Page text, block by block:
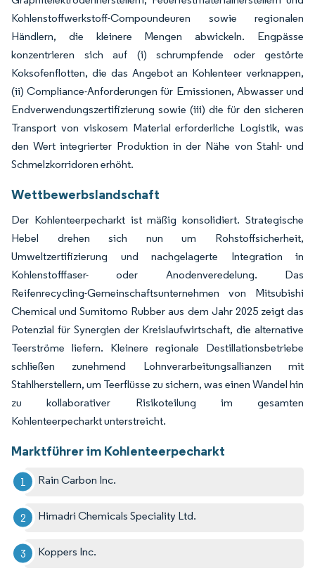
Kohlenstoffwerkstoff-Compoundeuren sowie regionalen
Händlern, die kleinere Mengen abwickeln. Engpässe
konzentrieren sich auf (i) schrumpfende oder gestörte
Koksofenflotten, die das Angebot an Kohlenteer verknappen,
(ii) Compliance-Anforderungen für Emissionen, Abwasser und
Endverwendungszertifizierung sowie (iii) die für den sicheren
Transport von viskosem Material erforderliche Logistik, was
den Wert integrierter Produktion in der Nähe von Stahl- und
Schmelzkorridoren erhöht.
Wettbewerbslandschaft
Der Kohlenteerpecharkt ist mäßig konsolidiert. Strategische
Hebel drehen sich nun um Rohstoffsicherheit,
Umweltzertifizierung und nachgelagerte Integration in
Kohlenstofffaser- oder Anodenveredelung. Das
Reifenrecycling-Gemeinschaftsunternehmen von Mitsubishi
Chemical und Sumitomo Rubber aus dem Jahr 2025 zeigt das
Potenzial für Synergien der Kreislaufwirtschaft, die alternative
Teerströme liefern. Kleinere regionale Destillationsbetriebe
schließen zunehmend Lohnverarbeitungsallianzen mit
Stahlherstellern, um Teerflüsse zu sichern, was einen Wandel hin
zu kollaborativer Risikoteilung im gesamten
Kohlenteerpecharkt unterstreicht.
Marktführer im Kohlenteerpecharkt
Rain Carbon Inc.
Himadri Chemicals Speciality Ltd.
Koppers Inc.